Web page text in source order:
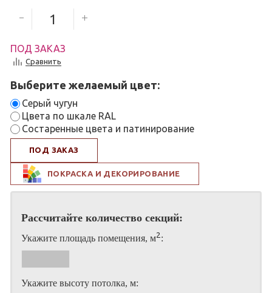
ПОД ЗАКАЗ
Сравнить
Выберите желаемый цвет:
Серый чугун
Цвета по шкале RAL
Состаренные цвета и патинирование
ПОД ЗАКАЗ
ПОКРАСКА И ДЕКОРИРОВАНИЕ
Рассчитайте количество секций:
Укажите площадь помещения, м2 :
Укажите высоту потолка, м: